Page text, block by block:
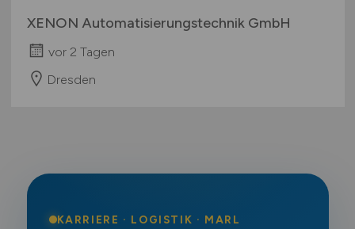
XENON Automatisierungstechnik GmbH
vor 2 Tagen
Dresden
KARRIERE · LOGISTIK · MARL